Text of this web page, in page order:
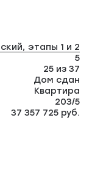
этапы 1 и 2
5
25 из 37
Дом сдан
Квартира
203/5
37 357 725 руб.